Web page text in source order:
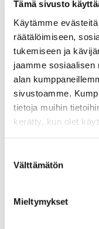
Tämä sivusto
Käytämme
räätälöimiseen,
tukemiseen ja
jaamme sosiaalisen
alan
sivustoamme.
tietoja muihin
kerätty, kun olet
valinta
Välttämätön
Mieltymykset
2020 Vaasan
ja kehittämisen
2019 Vaasan
valuation -kurssi
2018 Hanna
2017 Tero
2016 Pirkko
2014 Laura
2012 Harri Raisio